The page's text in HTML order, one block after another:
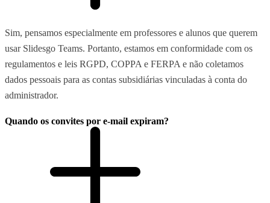
Sim, pensamos especialmente em professores e alunos que querem
usar Slidesgo Teams. Portanto, estamos em conformidade com os
regulamentos e leis RGPD, COPPA e FERPA e não coletamos
dados pessoais para as contas subsidiárias vinculadas à conta do
administrador.
Quando os convites por e-mail expiram?